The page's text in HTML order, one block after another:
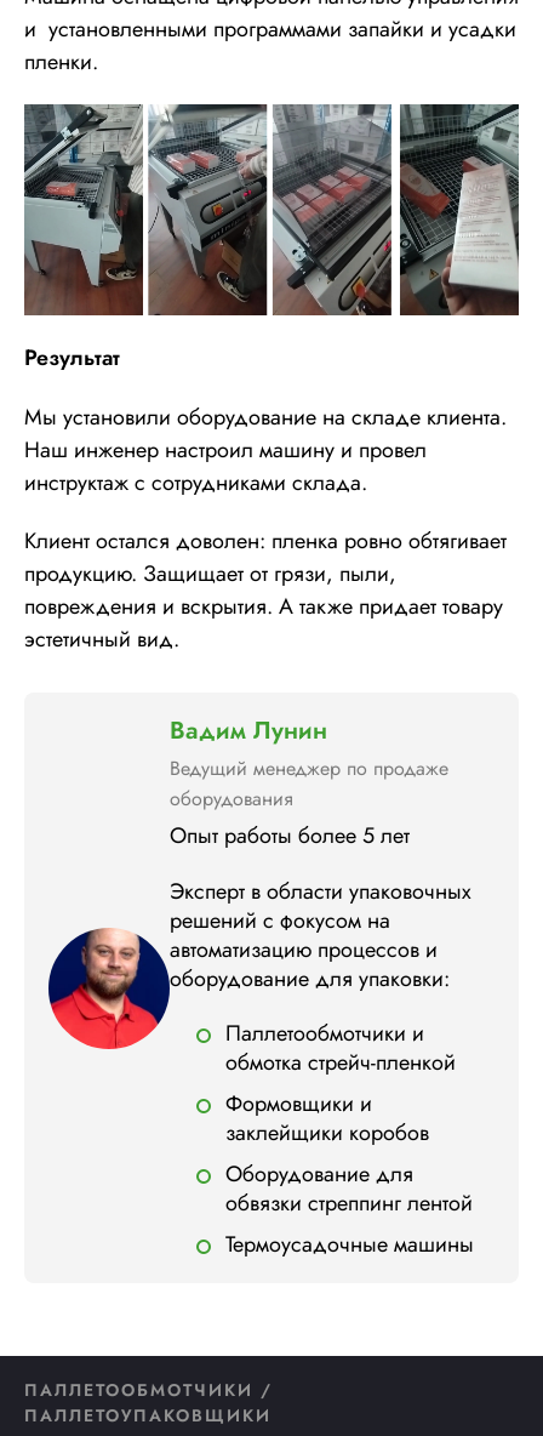
и установленными программами запайки и усадки
пленки.
Результат
Мы установили оборудование на складе клиента.
Наш инженер настроил машину и провел
инструктаж с сотрудниками склада.
Клиент остался доволен: пленка ровно обтягивает
продукцию. Защищает от грязи, пыли,
повреждения и вскрытия. А также придает товару
эстетичный вид.
Вадим Лунин
Ведущий менеджер по продаже
оборудования
Опыт работы более 5 лет
Эксперт в области упаковочных
решений с фокусом на
автоматизацию процессов и
оборудование для упаковки:
Паллетообмотчики и
обмотка стрейч-пленкой
Формовщики и
заклейщики коробов
Оборудование для
обвязки стреппинг лентой
Термоусадочные машины
ПАЛЛЕТООБМОТЧИКИ /
ПАЛЛЕТОУПАКОВЩИКИ